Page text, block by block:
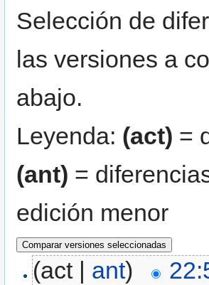
Selección de
las versiones a
abajo.
Leyenda: (act) =
(ant) =
edición menor
(act | ant)